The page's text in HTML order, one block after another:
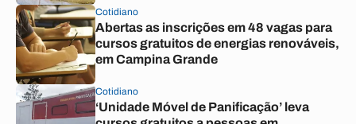
Cotidiano
Abertas as inscrições em 48 vagas para
cursos gratuitos de energias renováveis,
em Campina Grande
Cotidiano
‘Unidade Móvel de Panificação’ leva